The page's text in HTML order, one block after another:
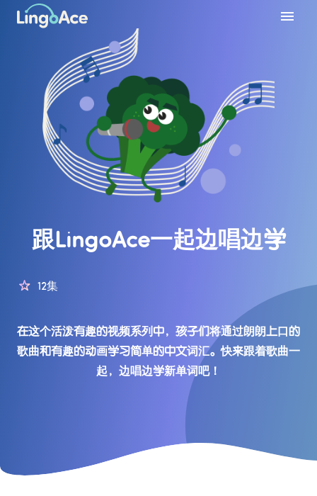
跟LingoAce一起边唱边学
12集
在这个活泼有趣的视频系列中，孩子们将通过朗朗上口的
歌曲和有趣的动画学习简单的中文词汇。快来跟着歌曲一
起，边唱边学新单词吧！